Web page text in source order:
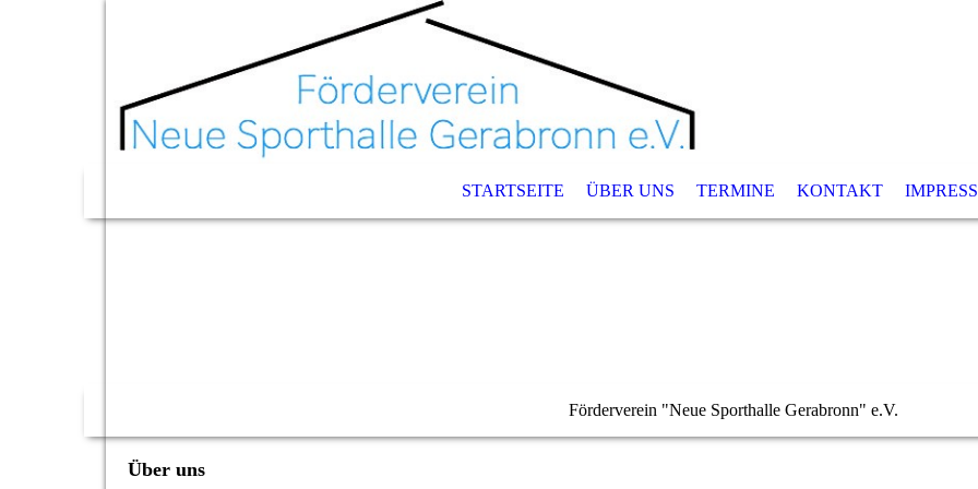
STARTSEITE ÜBER UNS TERMINE KONTAKT
Förderverein "Neue Sporthalle Gerabronn" e.V.
Über uns